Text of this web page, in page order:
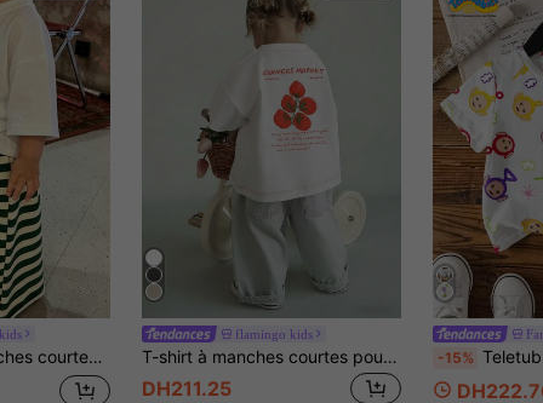
quotidien, adapté à l'aire de jeux, aux vacances et au port quotidien
flamingo kids
T-shirt à manches courtes pour bébé fille avec imprimé tomate "Marché fermier", top décontracté à col rond
DH211.25
-15% Teletubbies X SHEIN Top à